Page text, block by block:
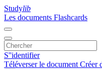
Studylib
Les documents Flashcards
S''identifier
Téléverser le document Créer